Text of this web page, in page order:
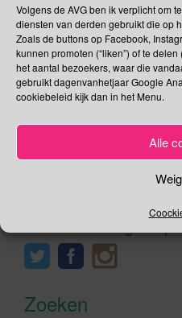
Volgens de AVG ben ik verplicht om
diensten van derden gebruikt die op
Zoals de buttons op Facebook,
kunnen promoten (“liken”) of te
het aantal bezoekers, waar die
gebruikt dagenvanhetjaar Google
cookiebeleid kijk dan in het Menu.
Alle
Nationale Plasdag? Nationale
initiatief van de Continentie
[…]
Zoeken